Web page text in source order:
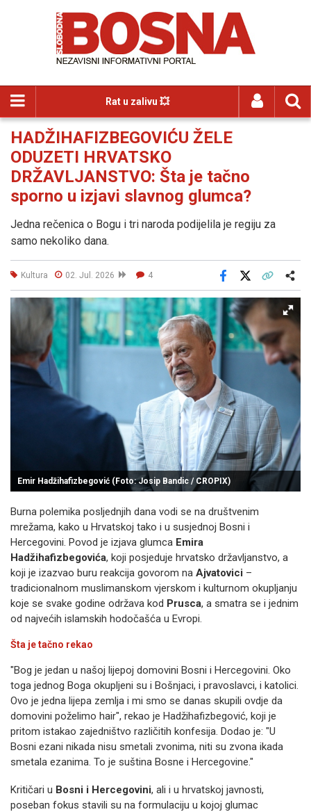
Rat u zalivu 💥
HADŽIHAFIZBEGOVIĆU ŽELE
ODUZETI HRVATSKO
DRŽAVLJANSTVO: Šta je tačno
sporno u izjavi slavnog glumca?
Jedna rečenica o Bogu i tri naroda podijelila je regiju za
samo nekoliko dana.
Kultura 02. Jul. 2026 4
Facebook
Emir Hadžihafizbegović (Foto: Josip Bandic / CROPIX)
Burna polemika posljednjih dana vodi se na društvenim
mrežama, kako u Hrvatskoj tako i u susjednoj Bosni i
Hercegovini. Povod je izjava glumca Emira
Hadžihafizbegovića, koji posjeduje hrvatsko državljanstvo, a
koji je izazvao buru reakcija govorom na Ajvatovici –
tradicionalnom muslimanskom vjerskom i kulturnom okupljanju
koje se svake godine održava kod Prusca, a smatra se i jednim
od najvećih islamskih hodočašća u Evropi.
Šta je tačno rekao
"Bog je jedan u našoj lijepoj domovini Bosni i Hercegovini. Oko
toga jednog Boga okupljeni su i Bošnjaci, i pravoslavci, i katolici.
Ovo je jedna lijepa zemlja i mi smo se danas skupili ovdje da
domovini poželimo hair", rekao je Hadžihafizbegović, koji je
pritom istakao zajedništvo različitih konfesija. Dodao je: "U
Bosni ezani nikada nisu smetali zvonima, niti su zvona ikada
smetala ezanima. To je suština Bosne i Hercegovine."
Kritičari u Bosni i Hercegovini, ali i u hrvatskoj javnosti,
poseban fokus stavili su na formulaciju u kojoj glumac